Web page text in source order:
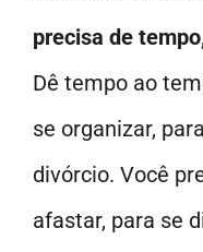
precisa de
Dê tempo ao
se organizar,
divórcio. Você
afastar, para se